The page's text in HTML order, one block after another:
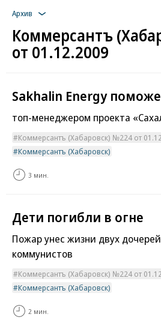
Архив
Коммерсантъ
от 01.12.2009
Sakhalin Energy
топ-менеджером проекта
Коммерсантъ (Хабаровск) №224 от
Коммерсантъ (Хабаровск)
3 мин.
Дети погибли в огне
Пожар унес жизни двух
коммунистов
Коммерсантъ (Хабаровск) №224 от
Коммерсантъ (Хабаровск)
2 мин.